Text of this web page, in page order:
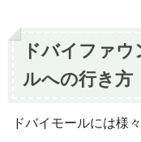
ドバイファ
ルへの行き方
ドバイモールには様